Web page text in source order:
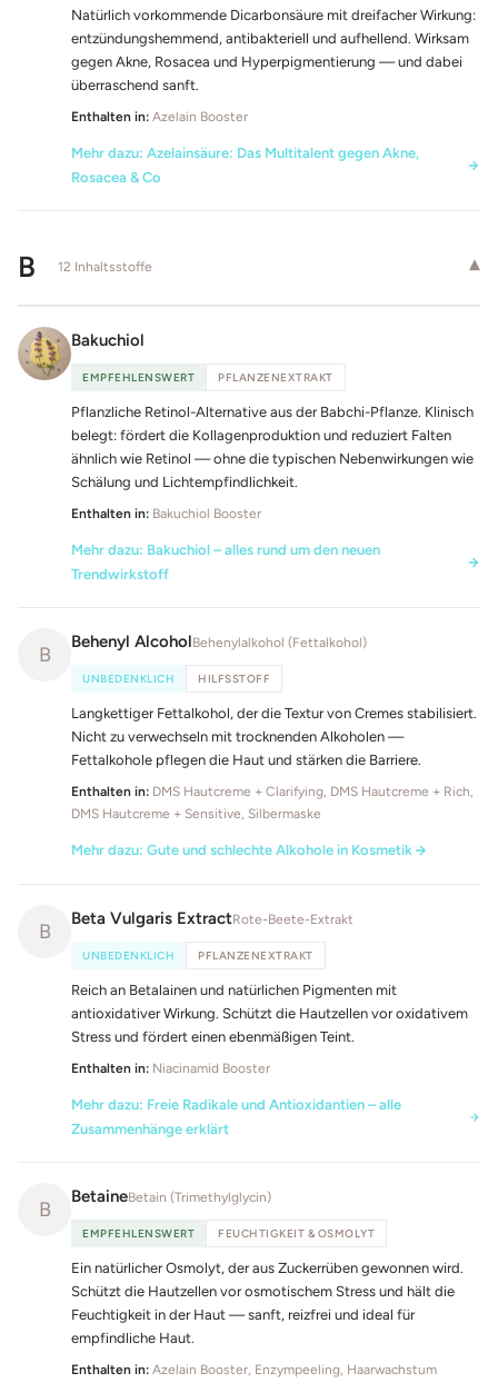
Natürlich vorkommende Dicarbonsäure mit dreifacher Wirkung:
entzündungshemmend, antibakteriell und aufhellend. Wirksam
gegen Akne, Rosacea und Hyperpigmentierung — und dabei
überraschend sanft.
Enthalten in: Azelain Booster
Mehr dazu: Azelainsäure: Das Multitalent gegen Akne,
Rosacea & Co
B 12 Inhaltsstoffe ▾
Bakuchiol
EMPFEHLENSWERT PFLANZENEXTRAKT
Pflanzliche Retinol-Alternative aus der Babchi-Pflanze. Klinisch
belegt: fördert die Kollagenproduktion und reduziert Falten
ähnlich wie Retinol — ohne die typischen Nebenwirkungen wie
Schälung und Lichtempfindlichkeit.
Enthalten in: Bakuchiol Booster
Mehr dazu: Bakuchiol – alles rund um den neuen
Trendwirkstoff
B
Behenyl AlcoholBehenylalkohol (Fettalkohol)
UNBEDENKLICH HILFSSTOFF
Langkettiger Fettalkohol, der die Textur von Cremes stabilisiert.
Nicht zu verwechseln mit trocknenden Alkoholen —
Fettalkohole pflegen die Haut und stärken die Barriere.
Enthalten in: DMS Hautcreme + Clarifying, DMS Hautcreme + Rich,
DMS Hautcreme + Sensitive, Silbermaske
Mehr dazu: Gute und schlechte Alkohole in Kosmetik
B
Beta Vulgaris ExtractRote-Beete-Extrakt
UNBEDENKLICH PFLANZENEXTRAKT
Reich an Betalainen und natürlichen Pigmenten mit
antioxidativer Wirkung. Schützt die Hautzellen vor oxidativem
Stress und fördert einen ebenmäßigen Teint.
Enthalten in: Niacinamid Booster
Mehr dazu: Freie Radikale und Antioxidantien – alle
Zusammenhänge erklärt
B
BetaineBetain (Trimethylglycin)
EMPFEHLENSWERT FEUCHTIGKEIT & OSMOLYT
Ein natürlicher Osmolyt, der aus Zuckerrüben gewonnen wird.
Schützt die Hautzellen vor osmotischem Stress und hält die
Feuchtigkeit in der Haut — sanft, reizfrei und ideal für
empfindliche Haut.
Enthalten in: Azelain Booster, Enzympeeling, Haarwachstum